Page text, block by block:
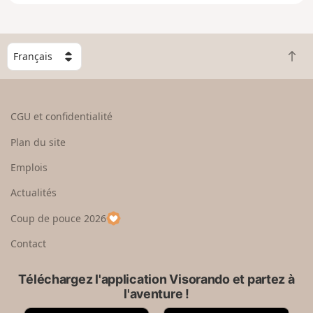
g
n
C
h
o
e
u
p
a
R
e
CGU et confidentialité
Plan du site
Emplois
Actualités
Coup de pouce 2026
Contact
Téléchargez l'application Visorando et partez à
l'aventure !